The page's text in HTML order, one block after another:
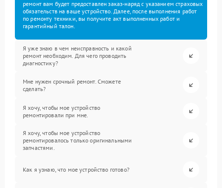
ремонт вам будет предоставлен заказ-наряд с указанием страховых
обязательств на ваше устройство. Далее, после выполнения работ
по ремонту техники, вы получите акт выполненных работ и
гарантийный талон.
Я уже знаю в чем неисправность и какой
ремонт необходим. Для чего проводить
диагностику?
Мне нужен срочный ремонт. Сможете
сделать?
Я хочу, чтобы мое устройство
ремонтировали при мне.
Я хочу, чтобы мое устройство
ремонтировалось только оригинальными
запчастями.
Как я узнаю, что мое устройство готово?